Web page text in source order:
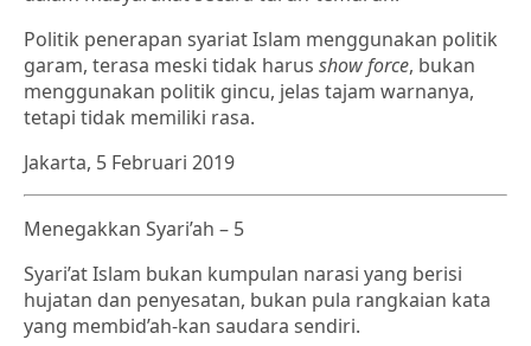
Politik penerapan syariat Islam menggunakan politik
garam, terasa meski tidak harus show force, bukan
menggunakan politik gincu, jelas tajam warnanya,
tetapi tidak memiliki rasa.
Jakarta, 5 Februari 2019
Menegakkan Syari’ah – 5
Syari’at Islam bukan kumpulan narasi yang berisi
hujatan dan penyesatan, bukan pula rangkaian kata
yang membid’ah-kan saudara sendiri.